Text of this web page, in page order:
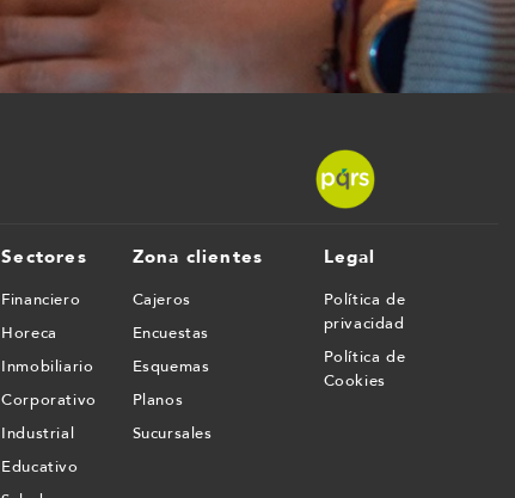
Sectores
Financiero
Horeca
Inmobiliario
Corporativo
Industrial
Educativo
Zona clientes
Cajeros
Encuestas
Esquemas
Planos
Sucursales
Legal
Política de
privacidad
Política de
Cookies